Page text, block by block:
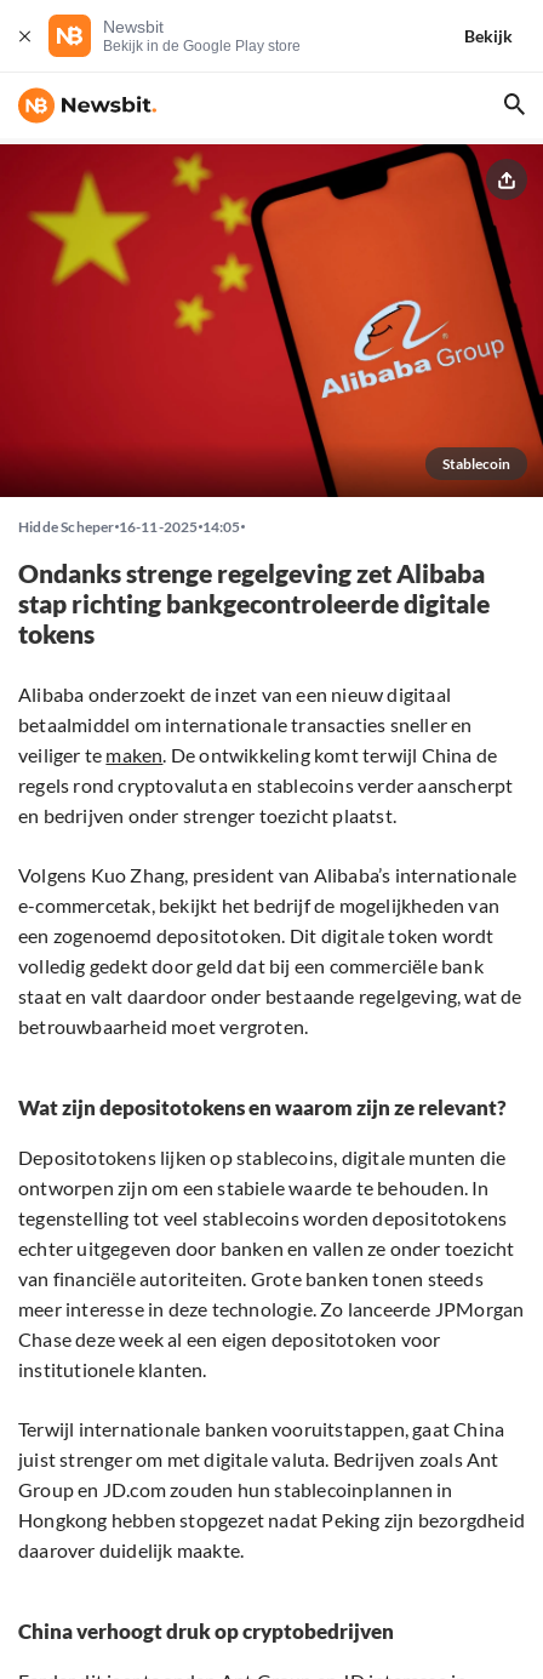
Newsbit
Bekijk in de Google Play store
Bekijk
Stablecoin
Hidde Scheper 16-11-2025 14:05
Ondanks strenge regelgeving zet Alibaba
stap richting bankgecontroleerde digitale
tokens
Alibaba onderzoekt de inzet van een nieuw digitaal
betaalmiddel om internationale transacties sneller en
veiliger te maken. De ontwikkeling komt terwijl China de
regels rond cryptovaluta en stablecoins verder aanscherpt
en bedrijven onder strenger toezicht plaatst.
Volgens Kuo Zhang, president van Alibaba’s internationale
e-commercetak, bekijkt het bedrijf de mogelijkheden van
een zogenoemd depositotoken. Dit digitale token wordt
volledig gedekt door geld dat bij een commerciële bank
staat en valt daardoor onder bestaande regelgeving, wat de
betrouwbaarheid moet vergroten.
Wat zijn depositotokens en waarom zijn ze relevant?
Depositotokens lijken op stablecoins, digitale munten die
ontworpen zijn om een stabiele waarde te behouden. In
tegenstelling tot veel stablecoins worden depositotokens
echter uitgegeven door banken en vallen ze onder toezicht
van financiële autoriteiten. Grote banken tonen steeds
meer interesse in deze technologie. Zo lanceerde JPMorgan
Chase deze week al een eigen depositotoken voor
institutionele klanten.
Terwijl internationale banken vooruitstappen, gaat China
juist strenger om met digitale valuta. Bedrijven zoals Ant
Group en JD.com zouden hun stablecoinplannen in
Hongkong hebben stopgezet nadat Peking zijn bezorgdheid
daarover duidelijk maakte.
China verhoogt druk op cryptobedrijven